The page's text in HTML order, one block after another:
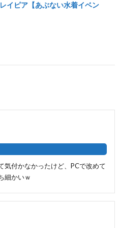
イピア【あぶない水着イベン
気付かなかったけど、PCで改めて
細かいｗ